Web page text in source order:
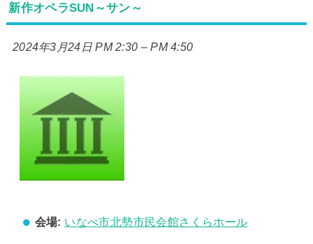
新作オペラSUN～サン～
2024年3月24日 PM 2:30 –PM 4:50
会場: いなべ市北勢市民会館さくらホール